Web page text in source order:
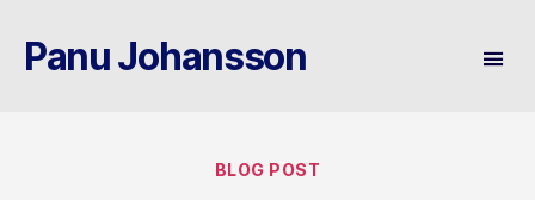
Panu Johansson
Categories
BLOG POST